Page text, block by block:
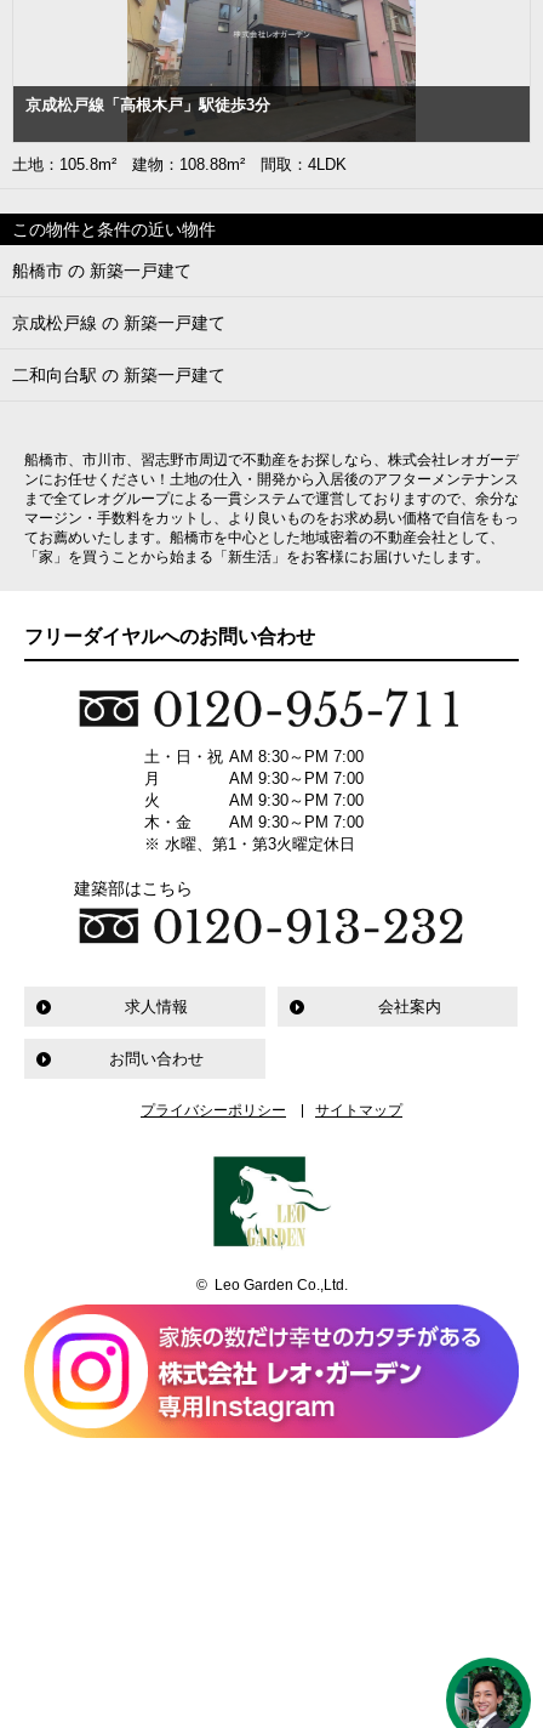
京成松戸線「高根木戸」駅徒歩3分
土地：105.8m² 建物：108.88m² 間取：4LDK
この物件と条件の近い物件
船橋市 の 新築一戸建て
京成松戸線 の 新築一戸建て
二和向台駅 の 新築一戸建て
船橋市、市川市、習志野市周辺で不動産をお探しなら、株式会社レオガーデ
ンにお任せください！土地の仕入・開発から入居後のアフターメンテナンス
まで全てレオグループによる一貫システムで運営しておりますので、余分な
マージン・手数料をカットし、より良いものをお求め易い価格で自信をもっ
てお薦めいたします。船橋市を中心とした地域密着の不動産会社として、
「家」を買うことから始まる「新生活」をお客様にお届けいたします。
フリーダイヤルへのお問い合わせ
土・日・祝 AM 8:30～PM 7:00
月
AM 9:30～PM 7:00
火
AM 9:30～PM 7:00
木・金
AM 9:30～PM 7:00
※ 水曜、第1・第3火曜定休日
建築部はこちら
求人情報 会社案内
お問い合わせ
プライバシーポリシー サイトマップ
© Leo Garden Co.,Ltd.